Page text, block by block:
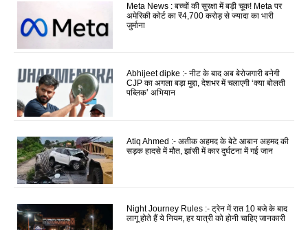
Meta News : बच्चों की सुरक्षा में बड़ी चूक! Meta पर
अमेरिकी कोर्ट का ₹4,700 करोड़ से ज्यादा का भारी
जुर्माना
Abhijeet dipke :- नीट के बाद अब बेरोजगारी बनेगी
CJP का अगला बड़ा मुद्दा, देशभर में चलाएगी ‘क्या बोलती
पब्लिक’ अभियान
Atiq Ahmed :- अतीक अहमद के बेटे आबान अहमद की
सड़क हादसे में मौत, झांसी में कार दुर्घटना में गई जान
Night Journey Rules :- ट्रेन में रात 10 बजे के बाद
लागू होते हैं ये नियम, हर यात्री को होनी चाहिए जानकारी